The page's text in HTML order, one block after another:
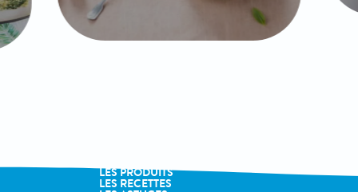
LES PRODUITS
LES RECETTES